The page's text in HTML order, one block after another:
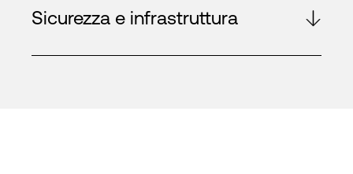
Sicurezza e infrastruttura